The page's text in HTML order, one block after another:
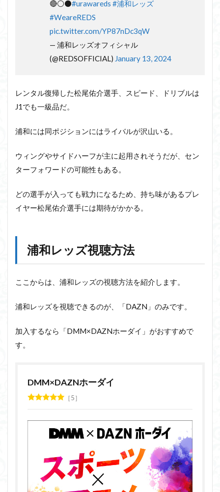
🔴⚪️⚫️#urawareds #浦和レッズ
#WeareREDS
pic.twitter.com/YP87nDc3qW
— 浦和レッズオフィシャル
(@REDSOFFICIAL) January 13, 2024
レンタル復帰した松尾佑介選手、スピード、ドリブルは
J1でも一級品だ。
浦和には同ポジションにはライバルが沢山いる。
ウィングやサイドハーフが主に起用されそうだが、セン
ターフォワードの可能性もある。
どの選手が入っても戦力になるため、持ち味があるプレ
イヤー松尾佑介選手には期待がかかる。
浦和レッズ視聴方法
ここからは、浦和レッズの視聴方法を紹介します。
浦和レッズを視聴できるのが、「DAZN」のみです。
加入するなら「DMM×DAZNホーダイ」がおすすめで
す。
DMM×DAZNホーダイ
5